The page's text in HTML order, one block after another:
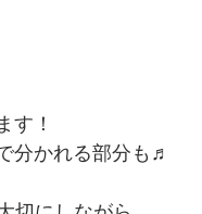
す！
分かれる部分も♬